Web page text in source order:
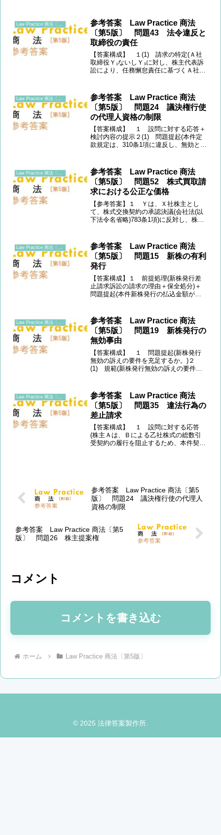
参考答案 Law Practice 商法
〔第5版〕 問題43 法令違反と
取締役の責任
【答案構成】 １(1) 請求の特定(Ａ社
取締役Ｙ₁ないしＹ₃に対し、株主代表訴
訟により、任務懈怠責任に基づくＡ社が
条1項)、② 会社に対する任務懈怠、...
Law Practice 商法〔第5版〕
参考答案 Law Practice 商法
〔第5版〕 問題24 議決権行使
の代理人資格の制限
【答案構成】 １ 設問に対する応答＋
検討内容の提示２(1) 問題提起(本件定
款規定は、310条1項に違反し、無効とな
め(代理人資格を株主に限定した趣旨=株
主総...
Law Practice 商法〔第5版〕
参考答案 Law Practice 商法
〔第5版〕 問題52 株式買取請
求における公正な価格
【参考答案】１ Ｙは、Ｘ社株主とし
て、株式交換契約の承認決議(会社法(以
下法令名省略)783条1項)に反対し、株式
たため、裁判所に対し価格決定の申立て
が行われた(...
Law Practice 商法〔第5版〕
参考答案 Law Practice 商法
〔第5版〕 問題15 新株の有利
発行
【答案構成】１ 前提処理(新株発行差
止請求訴訟の請求の理由＋保全処分)＋
問題提起(本件新株発行の払込金額が
意義と「公正な価額」の判断基準) ３
(1) 「公正な価...
参考答案 Law Practice 商法
〔第5版〕 問題19 新株発行の
無効事由
【答案構成】 １ 問題提起(新株発行
無効の訴えの要件を充足するか。)２
(1) 規範(新株発行無効の訴えの要件：
条1項2号)、(ⅲ)無効事由の存在)(2)...
参考答案 Law Practice 商法
〔第5版〕 問題35 違法行為の
差止請求
【答案構成】 １ 設問に対する応答
(株主Ａは、Ｂによる乙社株式の総数引
受契約の履行を阻止するため、本件契約
参考答案 Law Practice 商法〔第5
版〕 問題24 議決権行使の代理人
資格の制限
参考答案 Law Practice 商法〔第5
版〕 問題26 株主提案権
コメント
コメントを書き込む
ホーム Law Practice 商法〔第5版〕
© 2025 法律答案製作所.